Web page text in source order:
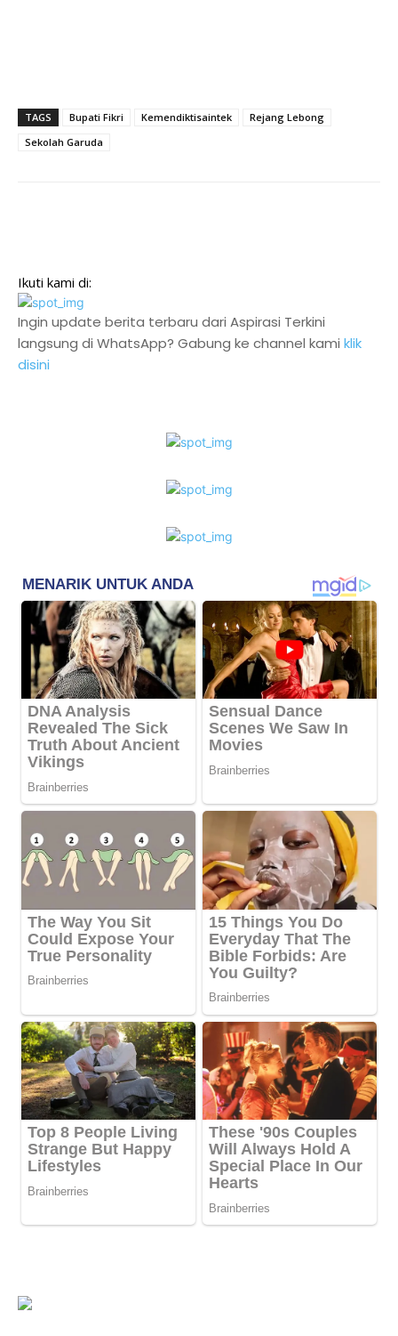
TAGS Bupati Fikri Kemendiktisaintek
Rejang Lebong
Sekolah Garuda
Ikuti kami di:
Ingin update berita terbaru dari Aspirasi Terkini
langsung di WhatsApp? Gabung ke channel kami klik
disini